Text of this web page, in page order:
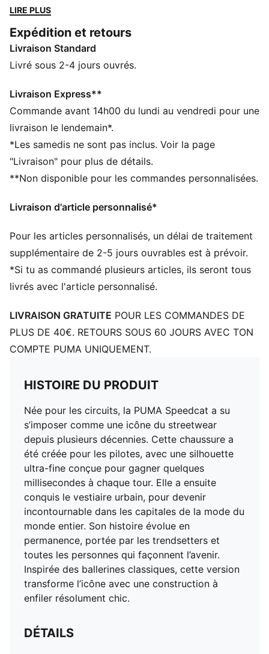
les pilotes, avec une silhouette ultra-fine conçue pour
ensuite conquis le vestiaire urbain, pour devenir
incontournable dans les capitales de la mode du
monde entier. Son histoire évolue en permanence,
façonnent l’avenir. Inspirée des ballerines classiques,
cette version transforme l’icône avec une construction
à enfiler résolument chic.
Largeur : Régulière
Bout : Arrondi
Fermeture : Fermeture à lacets
Doublure : textile
Semelle extérieure : Caoutchouc
Aspect brillant
LIRE PLUS
Expédition et retours
Livraison Standard
Livré sous 2-4 jours ouvrés.
Livraison Express**
Commande avant 14h00 du lundi au vendredi pour une
livraison le lendemain*.
*Les samedis ne sont pas inclus. Voir la page
"Livraison" pour plus de détails.
**Non disponible pour les commandes personnalisées.
Livraison d'article personnalisé*
Pour les articles personnalisés, un délai de traitement
supplémentaire de 2-5 jours ouvrables est à prévoir.
*Si tu as commandé plusieurs articles, ils seront tous
livrés avec l'article personnalisé.
LIVRAISON GRATUITE POUR LES COMMANDES DE
PLUS DE 40€. RETOURS SOUS 60 JOURS AVEC TON
COMPTE PUMA UNIQUEMENT.
HISTOIRE DU PRODUIT
Née pour les circuits, la PUMA Speedcat a su
s’imposer comme une icône du streetwear
depuis plusieurs décennies. Cette chaussure a
été créée pour les pilotes, avec une silhouette
ultra-fine conçue pour gagner quelques
millisecondes à chaque tour. Elle a ensuite
conquis le vestiaire urbain, pour devenir
incontournable dans les capitales de la mode du
monde entier. Son histoire évolue en
permanence, portée par les trendsetters et
toutes les personnes qui façonnent l’avenir.
Inspirée des ballerines classiques, cette version
transforme l’icône avec une construction à
enfiler résolument chic.
DÉTAILS